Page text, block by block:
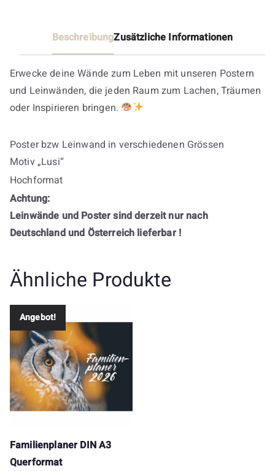
BeschreibungZusätzliche Informationen
Erwecke deine Wände zum Leben mit unseren Postern
und Leinwänden, die jeden Raum zum Lachen, Träumen
oder Inspirieren bringen.
Poster bzw Leinwand in verschiedenen Grössen
Motiv „Lusi“
Hochformat
Achtung:
Leinwände und Poster sind derzeit nur nach
Deutschland und Österreich lieferbar !
Ähnliche Produkte
Angebot!
Familienplaner DIN A3
Querformat